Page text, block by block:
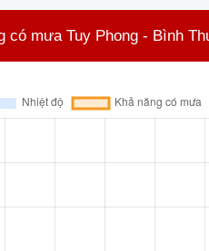
có mưa Tuy Phong - Bình